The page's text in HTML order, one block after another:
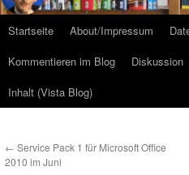
Startseite About/Impressum
Kommentieren im Blog
Diskussion
Inhalt (Vista Blog)
← Service Pack 1 für Microsoft Office
2010 im Juni